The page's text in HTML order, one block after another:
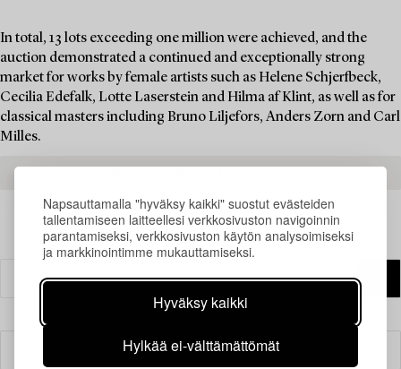
Napsauttamalla "hyväksy kaikki" suostut evästeiden
tallentamiseen laitteellesi verkkosivuston navigoinnin
parantamiseksi, verkkosivuston käytön analysoimiseksi
ja markkinointimme mukauttamiseksi.
Hyväksy kaikki
Hylkää ei-välttämättömät
In total, 13 lots exceeding one million were achieved, and the
auction demonstrated a continued and exceptionally strong
market for works by female artists such as Helene Schjerfbeck,
Cecilia Edefalk, Lotte Laserstein and Hilma af Klint, as well as for
classical masters including Bruno Liljefors, Anders Zorn and Carl
Milles.
Suodatin